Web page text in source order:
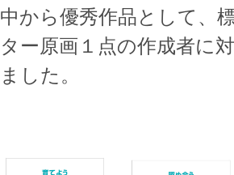
中から優秀作品として、
ター原画１点の作成者に
ました。